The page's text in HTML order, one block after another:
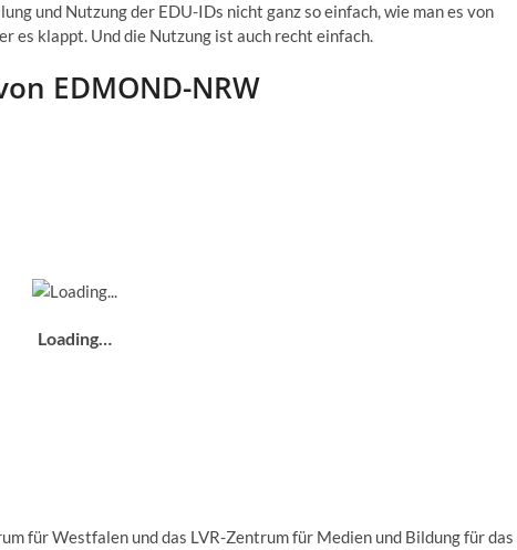
und Nutzung der EDU-IDs nicht ganz so einfach, wie man es von
es klappt. Und die Nutzung ist auch recht einfach.
EDMOND-NRW
Loading…
für Westfalen und das LVR-Zentrum für Medien und Bildung für das